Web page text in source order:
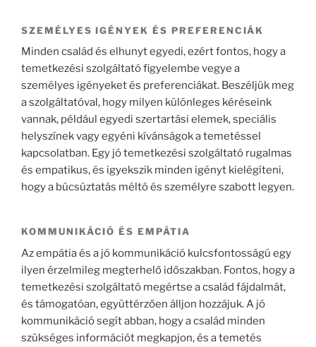
SZEMÉLYES IGÉNYEK ÉS PREFERENCIÁK
Minden család és elhunyt egyedi, ezért fontos, hogy a
temetkezési szolgáltató figyelembe vegye a
személyes igényeket és preferenciákat. Beszéljük meg
a szolgáltatóval, hogy milyen különleges kéréseink
vannak, például egyedi szertartási elemek, speciális
helyszínek vagy egyéni kívánságok a temetéssel
kapcsolatban. Egy jó temetkezési szolgáltató rugalmas
és empatikus, és igyekszik minden igényt kielégíteni,
hogy a búcsúztatás méltó és személyre szabott legyen.
KOMMUNIKÁCIÓ ÉS EMPÁTIA
Az empátia és a jó kommunikáció kulcsfontosságú egy
ilyen érzelmileg megterhelő időszakban. Fontos, hogy a
temetkezési szolgáltató megértse a család fájdalmát,
és támogatóan, együttérzően álljon hozzájuk. A jó
kommunikáció segít abban, hogy a család minden
szükséges információt megkapjon, és a temetés